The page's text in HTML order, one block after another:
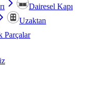
Dairesel Kapı
Uzaktan
Parçalar